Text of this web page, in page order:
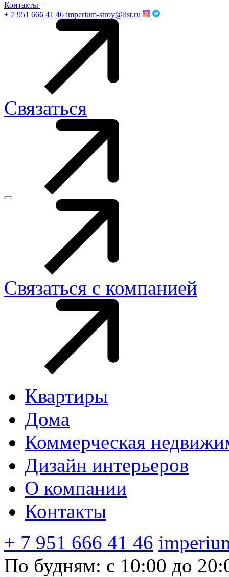
Контакты
+ 7 951 666 41 46 imperium-stroy@list.ru
Связаться
Связаться с компанией
Квартиры
Дома
Коммерческая
Дизайн интерьеров
О компании
Контакты
+ 7 951 666 41 46
По будням: с 10:00 до